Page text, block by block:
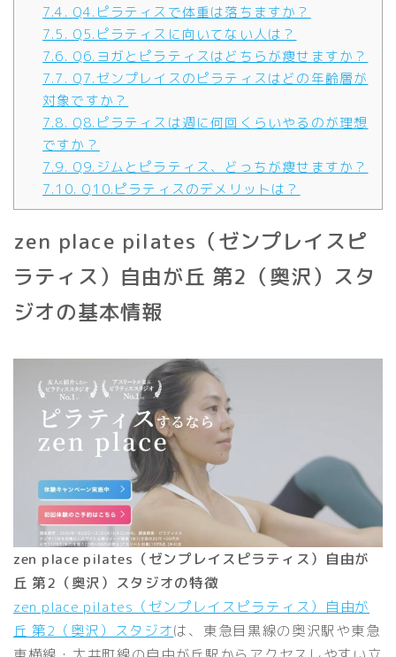
7.4. Q4.ピラティスで体重は落ちますか？
7.5. Q5.ピラティスに向いてない人は？
7.6. Q6.ヨガとピラティスはどちらが痩せますか？
7.7. Q7.ゼンプレイスのピラティスはどの年齢層が
対象ですか？
7.8. Q8.ピラティスは週に何回くらいやるのが理想
ですか？
7.9. Q9.ジムとピラティス、どっちが痩せますか？
7.10. Q10.ピラティスのデメリットは？
zen place pilates（ゼンプレイスピ
ラティス）自由が丘 第2（奥沢）スタ
ジオの基本情報
zen place pilates（ゼンプレイスピラティス）自由が
丘 第2（奥沢）スタジオの特徴
zen place pilates（ゼンプレイスピラティス）自由が
丘 第2（奥沢）スタジオは、東急目黒線の奥沢駅や東急